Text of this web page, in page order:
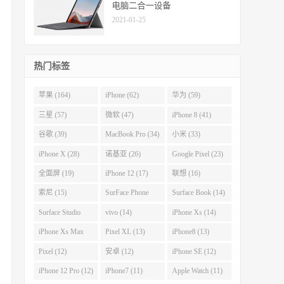
电脑二合一设备
2021-01-25
热门标签
苹果 (164) iPhone (62) 华为 (59)
三星 (57) 微软 (47) iPhone 8 (41)
谷歌 (39) MacBook Pro (34) 小米 (33)
iPhone X (28) 诺基亚 (26) Google Pixel (23)
全面屏 (19) iPhone 12 (17) 联想 (16)
索尼 (15) SurFace Phone
(14)
Surface Book (14)
Surface Studio
(14)
vivo (14) iPhone Xs (14)
iPhone Xs Max
(14)
Pixel XL (13) iPhone8 (13)
Pixel (12) 安卓 (12) iPhone SE (12)
iPhone 12 Pro (12) iPhone7 (11) Apple Watch (11)